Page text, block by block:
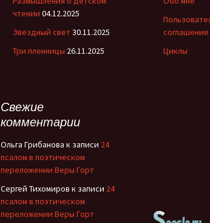
Романовы
чтении 04.12.2025
Звездный свет30.11.2025
Три пленницы 26.11.2025
соглашение
Циклы
Свежие
комментарии
Ольга Грибанова к записи 24
псалом в поэтическом
переложении Веры Горт
Сергей Тихомиров к записи 24
псалом в поэтическом
переложении Веры Горт